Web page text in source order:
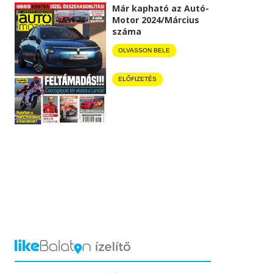
Már kapható az Autó-
Motor 2024/Március
száma
OLVASSON BELE
ELŐFIZETÉS